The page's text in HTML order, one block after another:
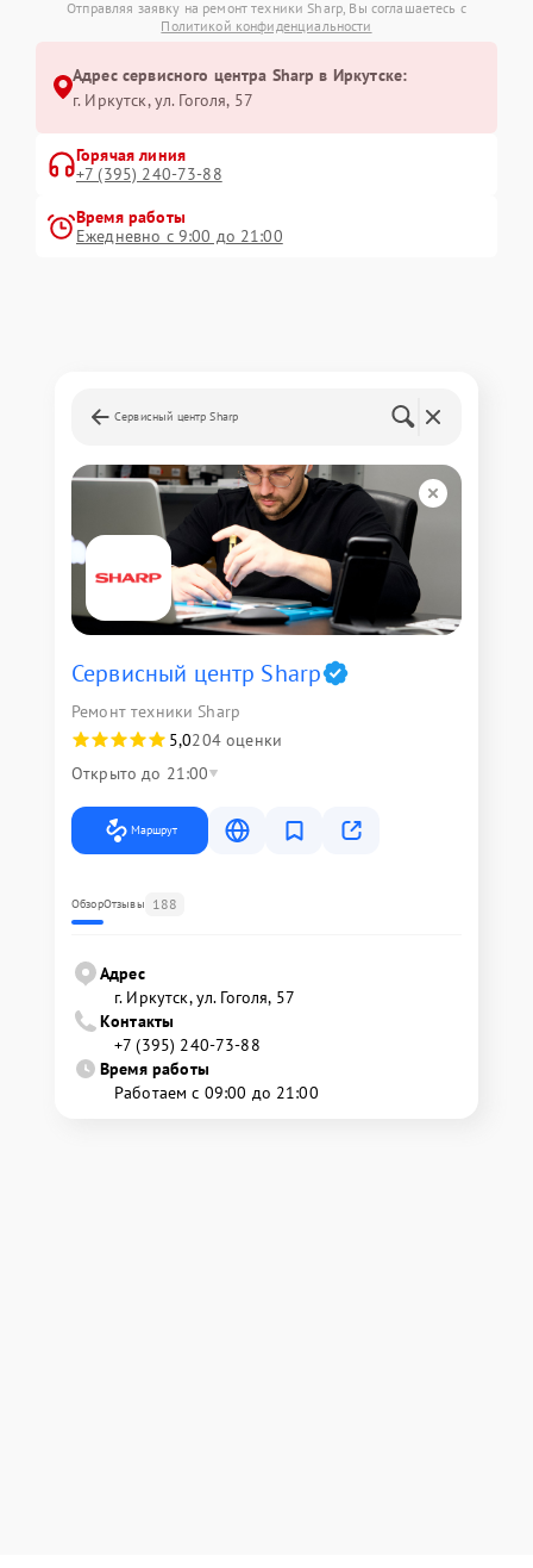
Отправляя заявку на ремонт техники Sharp, Вы соглашаетесь с
Политикой конфиденциальности
Адрес сервисного центра Sharp в Иркутске:
г. Иркутск, ул. ​Гоголя, 57
Горячая линия
+7 (395) 240-73-88
Время работы
Ежедневно с 9:00 до 21:00
Сервисный центр Sharp
Сервисный центр Sharp
Ремонт техники Sharp
5,0204 оценки
Открыто до 21:00
Маршрут
ОбзорОтзывы 188
Адрес
г. Иркутск, ул. ​Гоголя, 57
Контакты
+7 (395) 240-73-88
Время работы
Работаем с 09:00 до 21:00